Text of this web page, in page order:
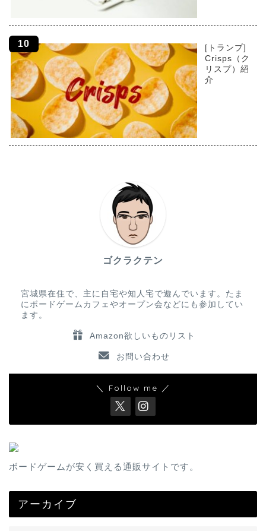
[トランプ]
Crisps（ク
リスプ）紹
介
ゴクラクテン
宮城県在住で、主に自宅や知人宅で遊んでいます。たま
にボードゲームカフェやオープン会などにも参加してい
ます。
Amazon欲しいものリスト
お問い合わせ
＼ Follow me ／
ボードゲームが安く買える通販サイトです。
アーカイブ